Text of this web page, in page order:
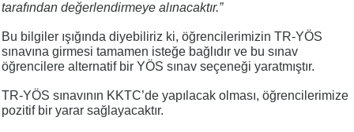
tarafından değerlendirmeye alınacaktır.”
Bu bilgiler ışığında diyebiliriz ki, öğrencilerimizin TR-YÖS
sınavına girmesi tamamen isteğe bağlıdır ve bu sınav
öğrencilere alternatif bir YÖS sınav seçeneği yaratmıştır.
TR-YÖS sınavının KKTC’de yapılacak olması, öğrencilerimize
pozitif bir yarar sağlayacaktır.